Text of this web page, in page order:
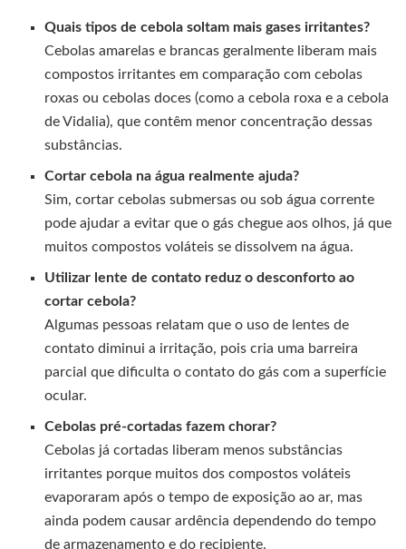
Quais tipos de cebola soltam mais gases irritantes?
Cebolas amarelas e brancas geralmente liberam mais
compostos irritantes em comparação com cebolas
roxas ou cebolas doces (como a cebola roxa e a cebola
de Vidalia), que contêm menor concentração dessas
substâncias.
Cortar cebola na água realmente ajuda?
Sim, cortar cebolas submersas ou sob água corrente
pode ajudar a evitar que o gás chegue aos olhos, já que
muitos compostos voláteis se dissolvem na água.
Utilizar lente de contato reduz o desconforto ao
cortar cebola?
Algumas pessoas relatam que o uso de lentes de
contato diminui a irritação, pois cria uma barreira
parcial que dificulta o contato do gás com a superfície
ocular.
Cebolas pré-cortadas fazem chorar?
Cebolas já cortadas liberam menos substâncias
irritantes porque muitos dos compostos voláteis
evaporaram após o tempo de exposição ao ar, mas
ainda podem causar ardência dependendo do tempo
de armazenamento e do recipiente.